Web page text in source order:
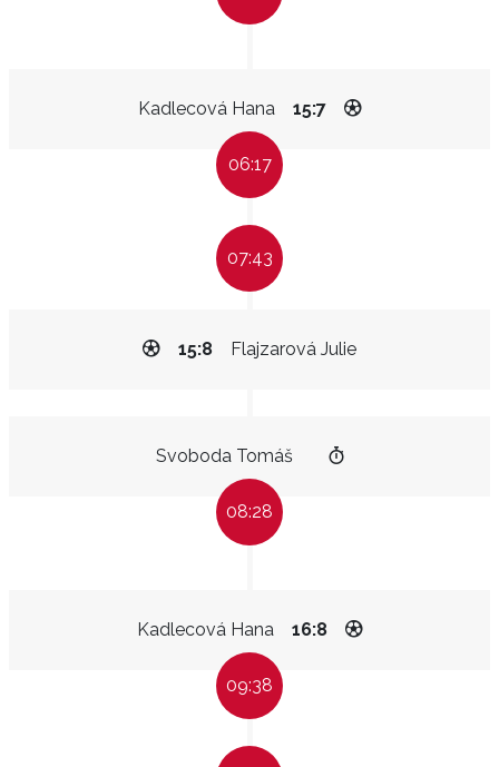
Kadlecová Hana 15:7
06:17
07:43
Flajzarová Julie
15:8
Svoboda Tomáš
08:28
Kadlecová Hana 16:8
09:38